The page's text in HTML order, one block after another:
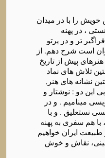
را با در میدان
، در پهنه
تر و در پرتو
است شرح دهم. از
پیش از تاریخ
تلاش های نماد
نشانه های هنر,
دو : نوشتار و
مینامیم . و در
نستعلیق . و با
با هم سفری به پهنه
ایران خواهیم
نقاش و خوش